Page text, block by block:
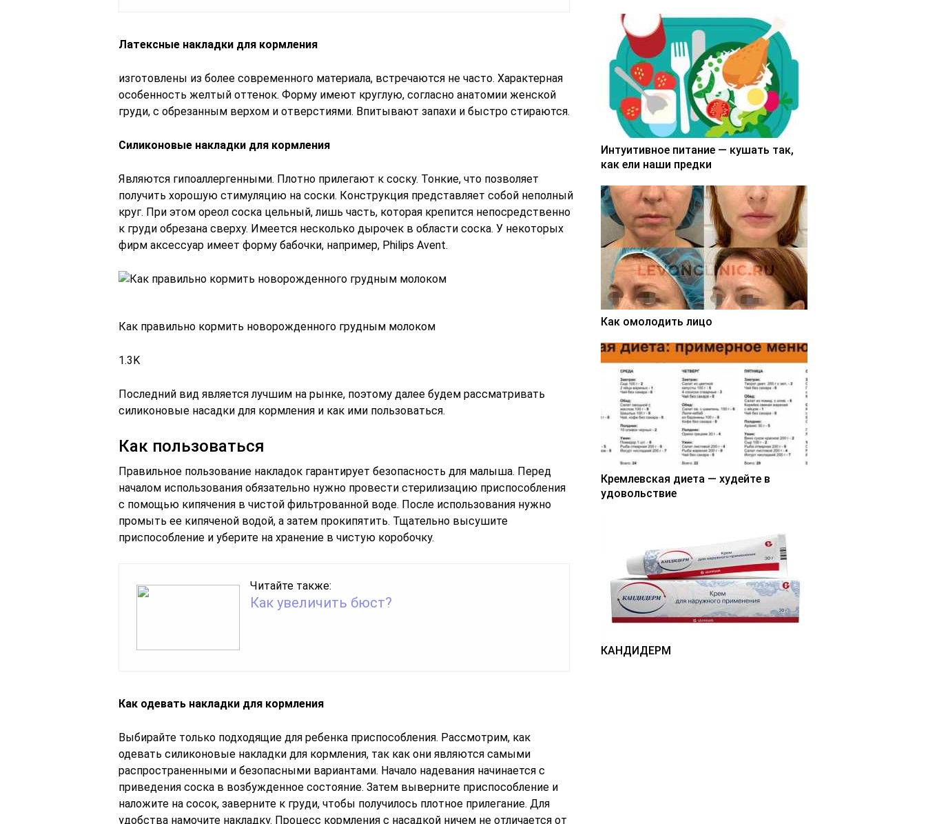
Латексные накладки для кормления
изготовлены из более современного материала, встречаются не часто. Характерная
особенность желтый оттенок. Форму имеют круглую, согласно анатомии женской
груди, с обрезанным верхом и отверстиями. Впитывают запахи и быстро стираются.
Силиконовые накладки для кормления
Являются гипоаллергенными. Плотно прилегают к соску. Тонкие, что позволяет
получить хорошую стимуляцию на соски. Конструкция представляет собой неполный
круг. При этом ореол соска цельный, лишь часть, которая крепится непосредственно
к груди обрезана сверху. Имеется несколько дырочек в области соска. У некоторых
фирм аксессуар имеет форму бабочки, например, Philips Avent.
Как правильно кормить новорожденного грудным молоком
1.3K
Последний вид является лучшим на рынке, поэтому далее будем рассматривать
силиконовые насадки для кормления и как ими пользоваться.
Как пользоваться
Правильное пользование накладок гарантирует безопасность для малыша. Перед
началом использования обязательно нужно провести стерилизацию приспособления
с помощью кипячения в чистой фильтрованной воде. После использования нужно
промыть ее кипяченой водой, а затем прокипятить. Тщательно высушите
приспособление и уберите на хранение в чистую коробочку.
Читайте также:
Как увеличить бюст?
Как одевать накладки для кормления
Выбирайте только подходящие для ребенка приспособления. Рассмотрим, как
одевать силиконовые накладки для кормления, так как они являются самыми
распространенными и безопасными вариантами. Начало надевания начинается с
приведения соска в возбужденное состояние. Затем выверните приспособление и
наложите на сосок, заверните к груди, чтобы получилось плотное прилегание. Для
удобства намочите накладку. Процесс кормления с насадкой ничем не отличается от
Интуитивное питание — кушать так,
как ели наши предки
Как омолодить лицо
Кремлевская диета — худейте в
удовольствие
КАНДИДЕРМ